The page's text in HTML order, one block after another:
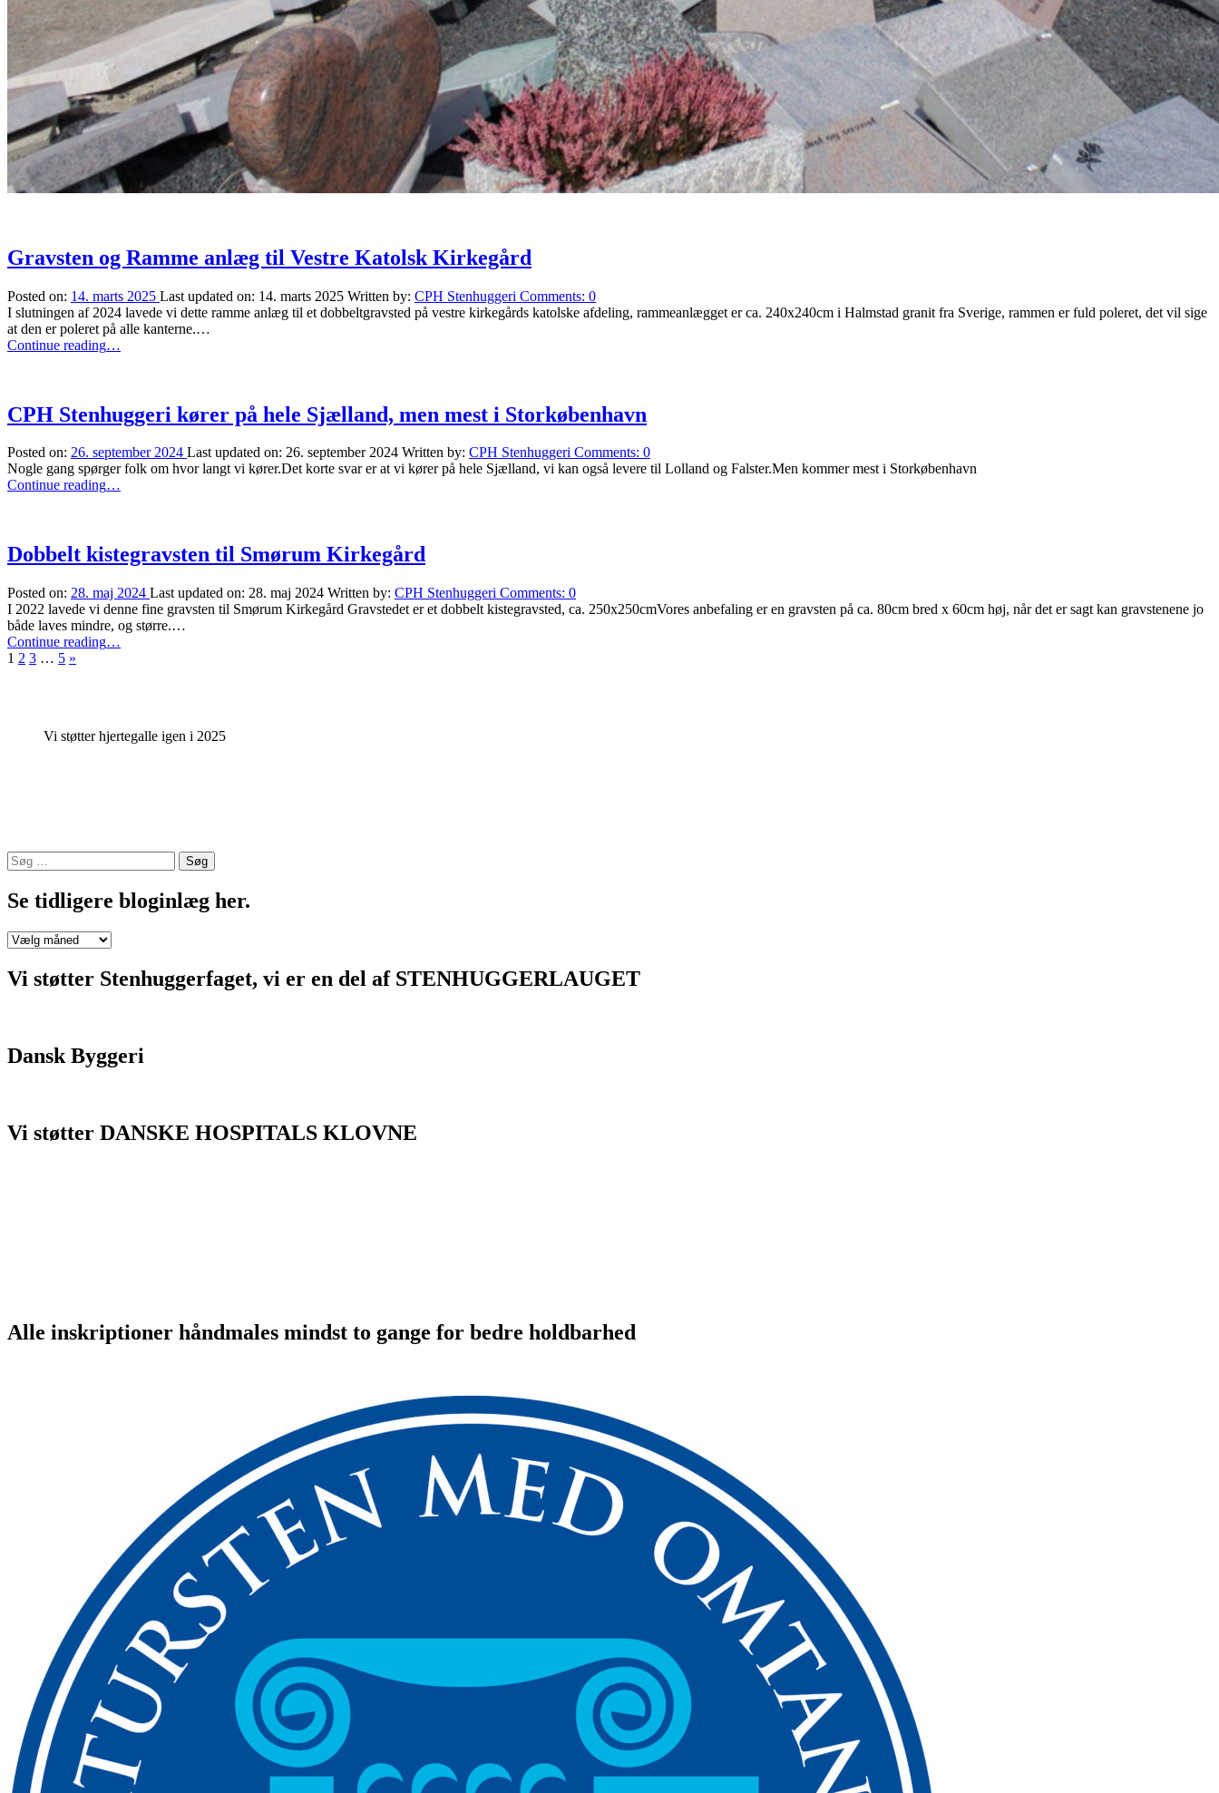
Gravsten og Ramme anlæg til Vestre Katolsk Kirkegård
Posted on: 14. marts 2025 Last updated on: 14. marts 2025 Written by: CPH Stenhuggeri Comments: 0
I slutningen af 2024 lavede vi dette ramme anlæg til et dobbeltgravsted på vestre kirkegårds katolske afdeling, rammeanlægget er ca. 240x240cm i Halmstad granit fra Sverige, rammen er fuld poleret, det vil sige
at den er poleret på alle kanterne.…
Continue reading“Gravsten
til
Vestre
Kirkegård”
…
CPH Stenhuggeri kører på hele Sjælland, men mest i Storkøbenhavn
Posted on: 26. september 2024 Last updated on: 26. september 2024 Written by: CPH Stenhuggeri Comments: 0
Nogle gang spørger folk om hvor langt vi kører.Det korte svar er at vi kører på hele Sjælland, vi kan også levere til Lolland og Falster.Men kommer mest i Storkøbenhavn
Continue reading“CPH
hele
Sjælland,
mest
i
Storkøbenhavn”
…
Dobbelt kistegravsten til Smørum Kirkegård
Posted on: 28. maj 2024 Last updated on: 28. maj 2024 Written by: CPH Stenhuggeri Comments: 0
I 2022 lavede vi denne fine gravsten til Smørum Kirkegård Gravstedet er et dobbelt kistegravsted, ca. 250x250cmVores anbefaling er en gravsten på ca. 80cm bred x 60cm høj, når det er sagt kan gravstenene jo
både laves mindre, og større.…
Continue reading“Dobbelt
…
1 2 3 … 5 Next
»
Vi støtter hjertegalle igen i 2025
Søg
efter:
Se tidligere bloginlæg her.
Se
bloginlæg
her.
Vi støtter Stenhuggerfaget, vi er en del af STENHUGGERLAUGET
Dansk Byggeri
Vi støtter DANSKE HOSPITALS KLOVNE
Alle inskriptioner håndmales mindst to gange for bedre holdbarhed